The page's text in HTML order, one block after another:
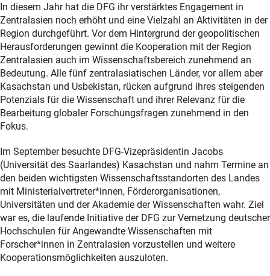
In diesem Jahr hat die DFG ihr verstärktes Engagement in
Zentralasien noch erhöht und eine Vielzahl an Aktivitäten in der
Region durchgeführt. Vor dem Hintergrund der geopolitischen
Herausforderungen gewinnt die Kooperation mit der Region
Zentralasien auch im Wissenschaftsbereich zunehmend an
Bedeutung. Alle fünf zentralasiatischen Länder, vor allem aber
Kasachstan und Usbekistan, rücken aufgrund ihres steigenden
Potenzials für die Wissenschaft und ihrer Relevanz für die
Bearbeitung globaler Forschungsfragen zunehmend in den
Fokus.
Im September besuchte DFG-Vizepräsidentin Jacobs
(Universität des Saarlandes) Kasachstan und nahm Termine an
den beiden wichtigsten Wissenschaftsstandorten des Landes
mit Ministerialvertreter*innen, Förderorganisationen,
Universitäten und der Akademie der Wissenschaften wahr. Ziel
war es, die laufende Initiative der DFG zur Vernetzung deutscher
Hochschulen für Angewandte Wissenschaften mit
Forscher*innen in Zentralasien vorzustellen und weitere
Kooperationsmöglichkeiten auszuloten.